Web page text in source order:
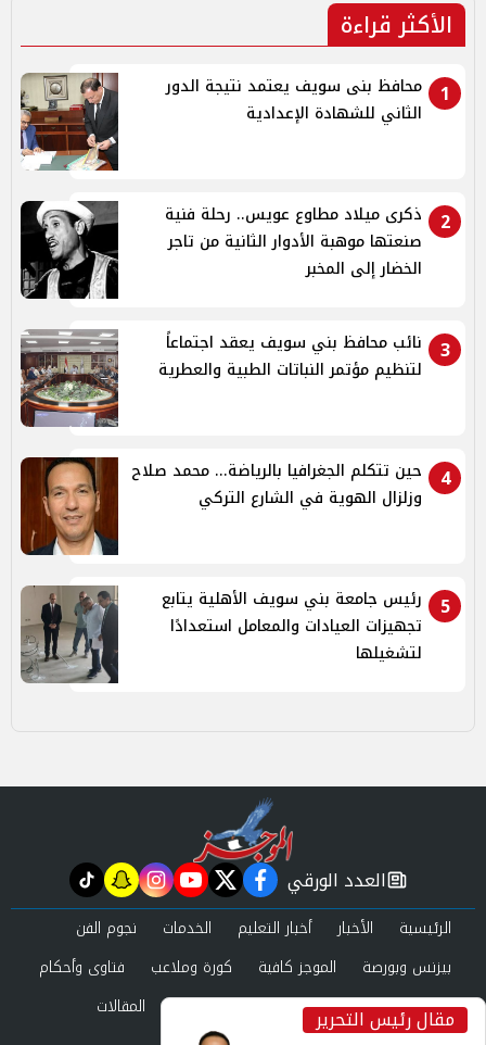
الأكثر قراءة
1
محافظ بنى سويف يعتمد نتيجة الدور
الثاني للشهادة الإعدادية
2
ذكرى ميلاد مطاوع عويس.. رحلة فنية
صنعتها موهبة الأدوار الثانية من تاجر
الخضار إلى المخبر
3
نائب محافظ بني سويف يعقد اجتماعاً
لتنظيم مؤتمر النباتات الطبية والعطرية
4
حين تتكلم الجغرافيا بالرياضة... محمد صلاح
وزلزال الهوية في الشارع التركي
5
رئيس جامعة بني سويف الأهلية يتابع
تجهيزات العيادات والمعامل استعدادًا
لتشغيلها
مقال رئيس التحرير
newspaper
العدد الورقي facebook
twitter
youtube
instagram
snapchat
tiktok
الرئيسية الأخبار أخبار التعليم الخدمات
نجوم الفن
بيزنس وبورصة
الموجز كافية كورة وملاعب
فتاوى وأحكام
صحة وجمال
عرب وعالم حوادث ومحاكم
المقالات